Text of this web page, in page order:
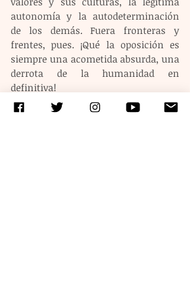
autonomía y la autodeterminación
de los demás. Fuera fronteras y
frentes, pues. ¡Qué la oposición es
siempre una acometida absurda, una
derrota de la humanidad en
definitiva!